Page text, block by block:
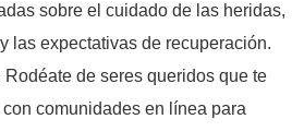
sobre el cuidado de las heridas,
las expectativas de recuperación.
Rodéate de seres queridos que te
comunidades en línea para